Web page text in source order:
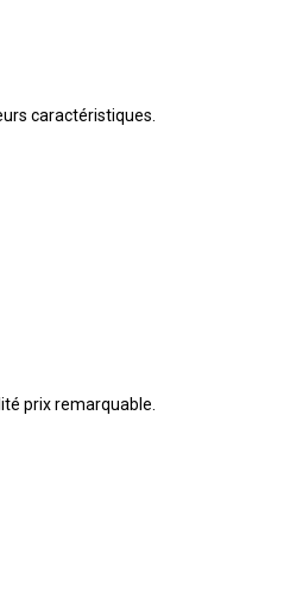
caractéristiques.
prix remarquable.